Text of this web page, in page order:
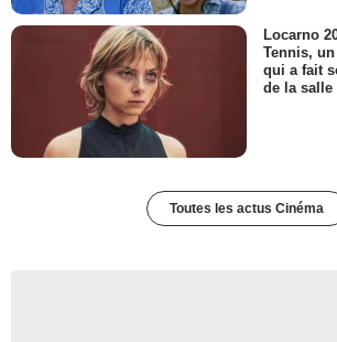
Locarno
Tennis,
qui a fait
de la salle
Toutes les actus Cinéma